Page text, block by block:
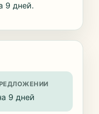
9 дней.
9 дней